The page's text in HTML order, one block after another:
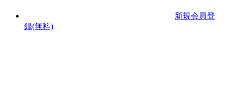
新規会員登
録(無料)